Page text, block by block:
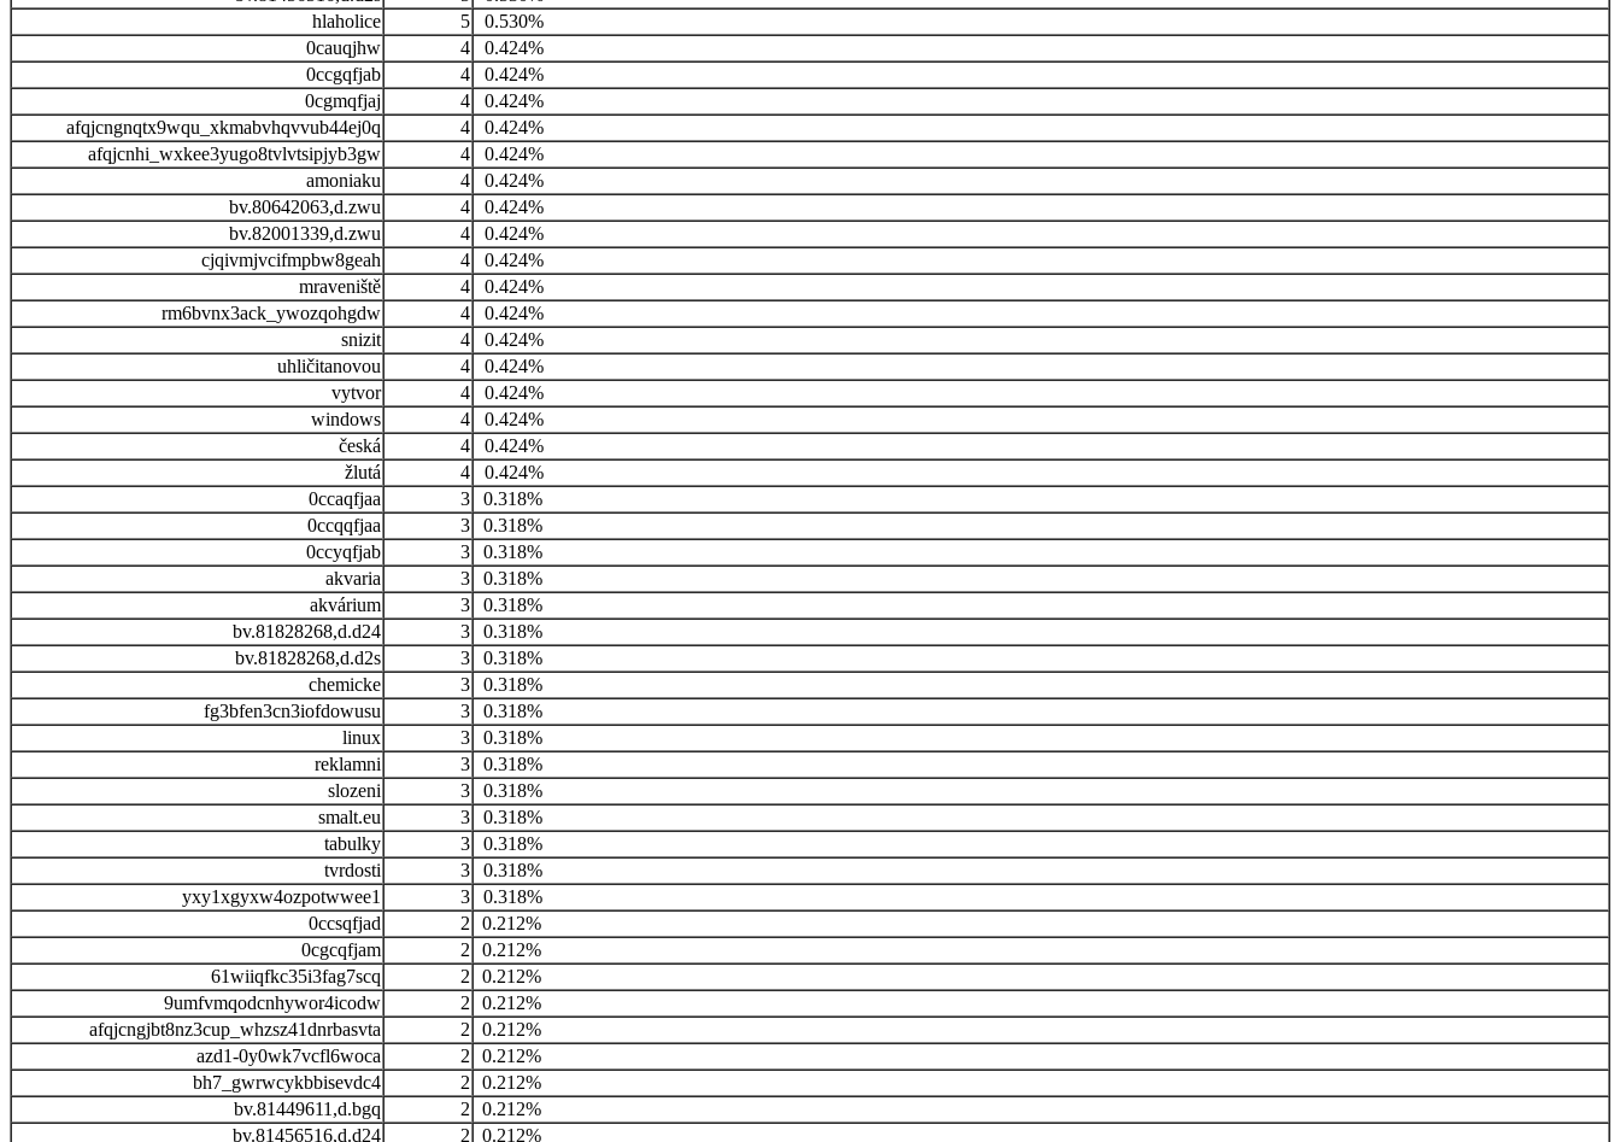
hlaholice
5
0.530%
0cauqjhw
4
0.424%
0ccgqfjab
4
0.424%
0cgmqfjaj
4
0.424%
afqjcngnqtx9wqu_xkmabvhqvvub44ej0q
4
0.424%
afqjcnhi_wxkee3yugo8tvlvtsipjyb3gw
4
0.424%
amoniaku
4
0.424%
bv.80642063,d.zwu
4
0.424%
bv.82001339,d.zwu
4
0.424%
cjqivmjvcifmpbw8geah
4
0.424%
mraveniště
4
0.424%
rm6bvnx3ack_ywozqohgdw
4
0.424%
snizit
4
0.424%
uhličitanovou
4
0.424%
vytvor
4
0.424%
windows
4
0.424%
česká
4
0.424%
žlutá
4
0.424%
0ccaqfjaa
3
0.318%
0ccqqfjaa
3
0.318%
0ccyqfjab
3
0.318%
akvaria
3
0.318%
akvárium
3
0.318%
bv.81828268,d.d24
3
0.318%
bv.81828268,d.d2s
3
0.318%
chemicke
3
0.318%
fg3bfen3cn3iofdowusu
3
0.318%
linux
3
0.318%
reklamni
3
0.318%
slozeni
3
0.318%
smalt.eu
3
0.318%
tabulky
3
0.318%
tvrdosti
3
0.318%
yxy1xgyxw4ozpotwwee1
3
0.318%
0ccsqfjad
2 0.212%
0cgcqfjam
2 0.212%
61wiiqfkc35i3fag7scq
2 0.212%
9umfvmqodcnhywor4icodw
2 0.212%
afqjcngjbt8nz3cup_whzsz41dnrbasvta
2 0.212%
azd1-0y0wk7vcfl6woca
2 0.212%
bh7_gwrwcykbbisevdc4
2 0.212%
bv.81449611,d.bgq
2 0.212%
bv.81456516,d.d24
2 0.212%